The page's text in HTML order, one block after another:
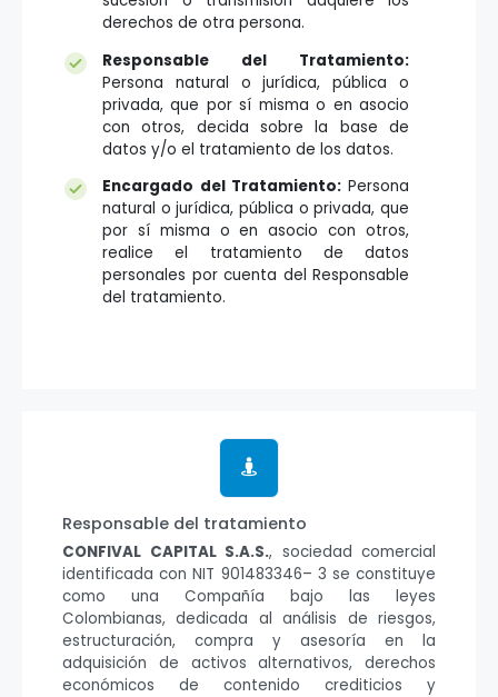
derechos de otra persona.
Responsable del Tratamiento:
Persona natural o jurídica, pública o
privada, que por sí misma o en asocio
con otros, decida sobre la base de
datos y/o el tratamiento de los datos.
Encargado del Tratamiento: Persona
natural o jurídica, pública o privada, que
por sí misma o en asocio con otros,
realice el tratamiento de datos
personales por cuenta del Responsable
del tratamiento.
Responsable del tratamiento
CONFIVAL CAPITAL S.A.S., sociedad comercial
identificada con NIT 901483346– 3 se constituye
como una Compañía bajo las leyes
Colombianas, dedicada al análisis de riesgos,
estructuración, compra y asesoría en la
adquisición de activos alternativos, derechos
económicos de contenido crediticios y